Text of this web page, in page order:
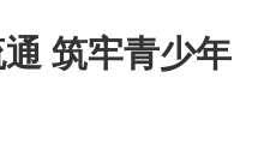
筑牢青少年